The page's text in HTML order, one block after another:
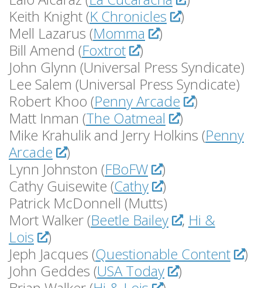
Keith Knight (K Chronicles
)
Mell Lazarus (Momma
)
Bill Amend (Foxtrot
)
John Glynn (Universal Press Syndicate)
Lee Salem (Universal Press Syndicate)
Robert Khoo (Penny Arcade
)
Matt Inman (The Oatmeal
)
Mike Krahulik and Jerry Holkins (Penny
Arcade
)
Lynn Johnston (FBoFW
)
Cathy Guisewite (Cathy
)
Patrick McDonnell (Mutts)
Mort Walker (Beetle Bailey , Hi &
Lois
)
Jeph Jacques (Questionable Content
)
John Geddes (USA Today
)